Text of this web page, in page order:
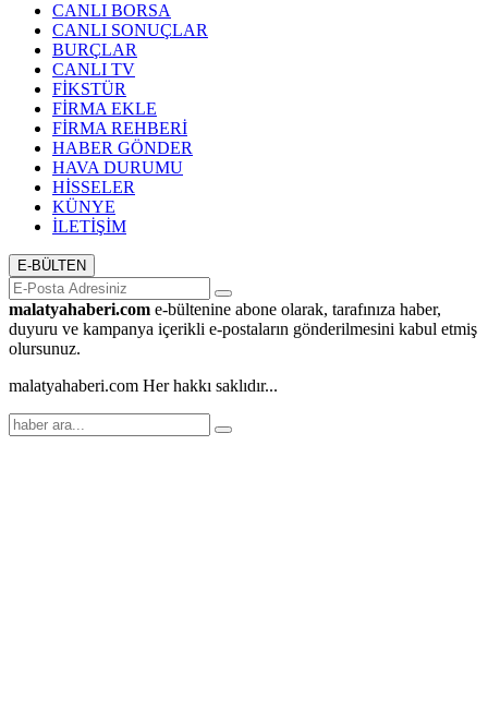
CANLI BORSA
CANLI SONUÇLAR
BURÇLAR
CANLI TV
FİKSTÜR
FİRMA EKLE
FİRMA REHBERİ
HABER GÖNDER
HAVA DURUMU
HİSSELER
KÜNYE
İLETİŞİM
E-BÜLTEN
malatyahaberi.com e-bültenine abone olarak, tarafınıza haber,
duyuru ve kampanya içerikli e-postaların gönderilmesini kabul etmiş
olursunuz.
malatyahaberi.com Her hakkı saklıdır...